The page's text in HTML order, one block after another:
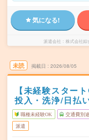
気になる!
派遣会社 株式会社綜
未読 掲載日 2026/08/05
【未経験スター
投入・洗浄/日払
職種未経験OK 交通費別
派遣